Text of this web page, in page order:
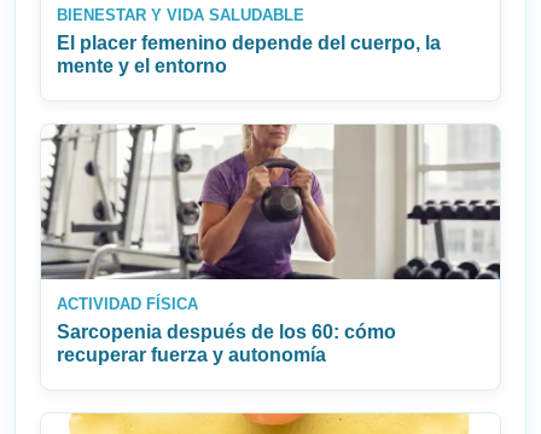
BIENESTAR Y VIDA SALUDABLE
El placer femenino depende del cuerpo, la
mente y el entorno
ACTIVIDAD FÍSICA
Sarcopenia después de los 60: cómo
recuperar fuerza y autonomía